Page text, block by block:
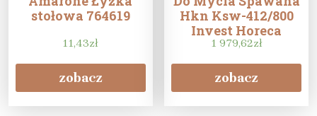
stołowa 764619
11,43zł
zobacz
Hkn Ksw-412/800
Invest Horeca
190952 190952
1 979,62zł
zobacz